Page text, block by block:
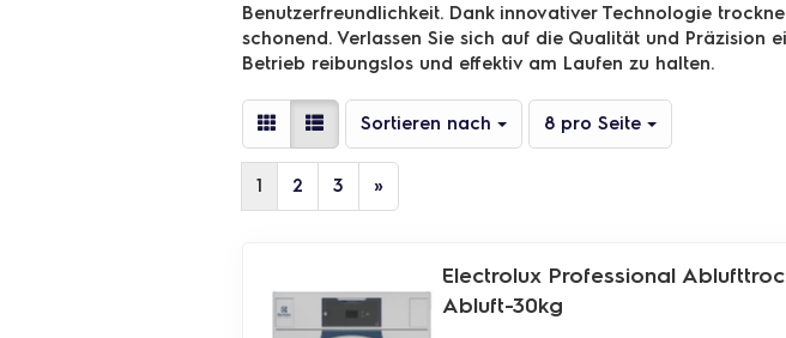
Benutzerfreundlichkeit. Dank innovativer Technologie
schonend. Verlassen Sie sich auf die Qualität und Präzision
Betrieb reibungslos und effektiv am Laufen zu halten.
Sortieren nach
Sortieren nach 8 pro Seite
pro Seite
1 2 3 »
Electrolux Professional
Abluft-30kg